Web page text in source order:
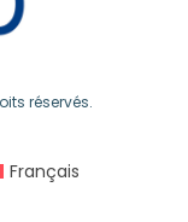
réservés.
Français